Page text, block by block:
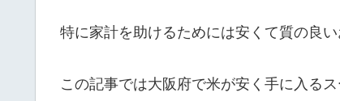
特に家計を助けるためには安くて質の良
この記事では大阪府で米が安く手に入る